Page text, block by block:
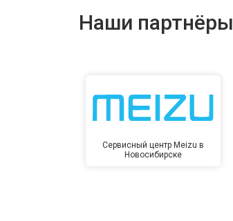
Наши партнёры
Сервисный центр Meizu в
Новосибирске